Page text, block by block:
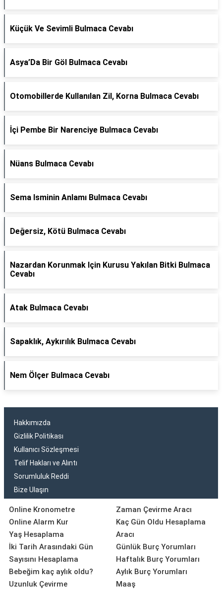
Küçük Ve Sevimli Bulmaca Cevabı
Asya’Da Bir Göl Bulmaca Cevabı
Otomobillerde Kullanılan Zil, Korna Bulmaca Cevabı
İçi Pembe Bir Narenciye Bulmaca Cevabı
Nüans Bulmaca Cevabı
Sema Isminin Anlamı Bulmaca Cevabı
Değersiz, Kötü Bulmaca Cevabı
Nazardan Korunmak Için Kurusu Yakılan Bitki Bulmaca
Cevabı
Atak Bulmaca Cevabı
Sapaklık, Aykırılık Bulmaca Cevabı
Nem Ölçer Bulmaca Cevabı
Hakkımızda
Gizlilik Politikası
Kullanıcı Sözleşmesi
Telif Hakları ve Alıntı
Sorumluluk Reddi
Bize Ulaşın
Online Kronometre
Online Alarm Kur
Yaş Hesaplama
İki Tarih Arasındaki Gün
Sayısını Hesaplama
Bebeğim kaç aylık oldu?
Uzunluk Çevirme
Zaman Çevirme Aracı
Kaç Gün Oldu Hesaplama
Aracı
Günlük Burç Yorumları
Haftalık Burç Yorumları
Aylık Burç Yorumları
Maaş